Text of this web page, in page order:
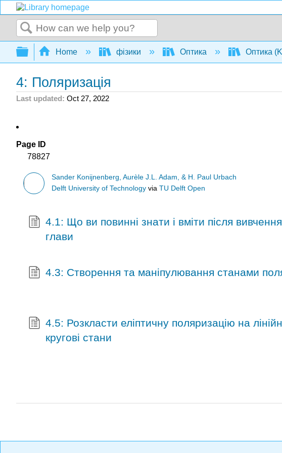
Search
Expand/collapse global hierarchy
Home фізики Оптика Оптика
4: Поляризація
Last updated Oct 27, 2022
Page ID
78827
Sander Konijnenberg, Aurèle J.L. Adam, & H. Paul Urbach
Delft University of Technologyvia TU Delft Open
4.1: Що ви повинні знати і вміти після вивчення
глави
4.3: Створення та маніпулювання станами
4.5: Розкласти еліптичну поляризацію на
кругові стани